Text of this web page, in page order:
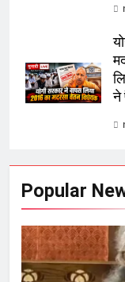
ने
Popular